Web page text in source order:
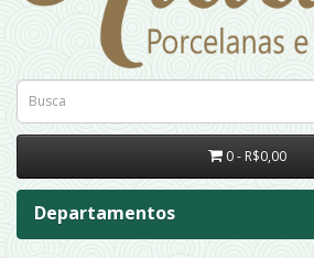
0 - R$0,00
Departamentos